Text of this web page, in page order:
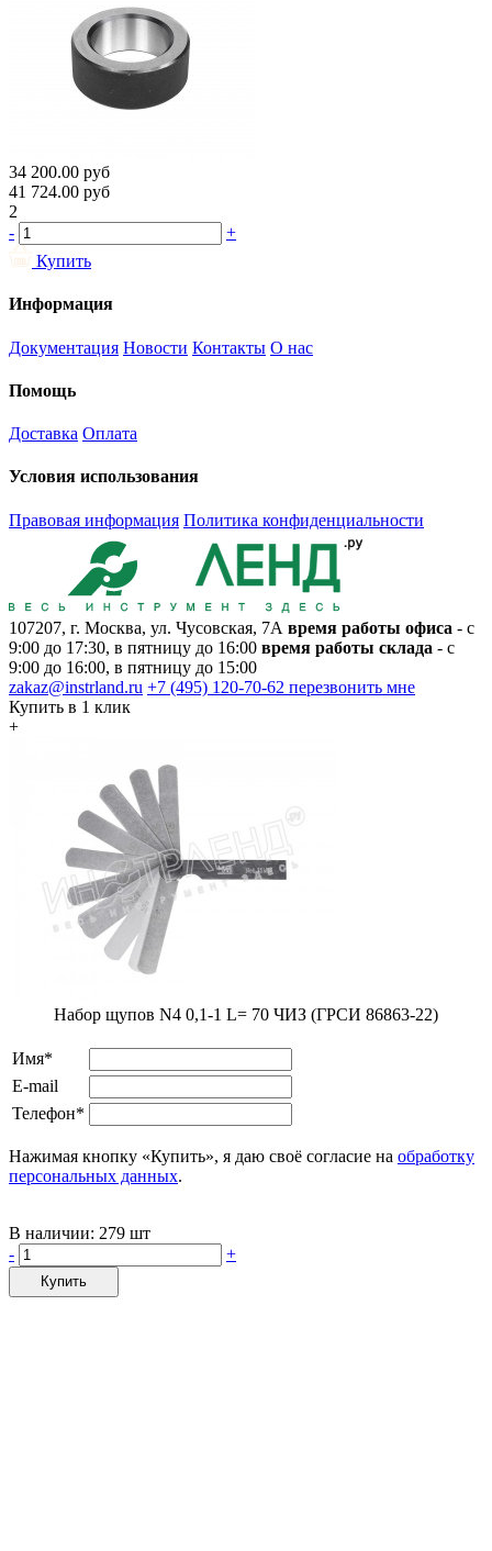
34 200.00 руб
41 724.00 руб
2
-
+
Купить
Информация
Документация Новости Контакты О нас
Помощь
Доставка Оплата
Условия использования
Правовая информация Политика конфиденциальности
107207, г. Москва, ул. Чусовская, 7А время работы офиса - с
9:00 до 17:30, в пятницу до 16:00 время работы склада - с
9:00 до 16:00, в пятницу до 15:00
zakaz@instrland.ru +7 (495) 120-70-62 перезвонить мне
Купить в 1 клик
+
Набор щупов N4 0,1-1 L= 70 ЧИЗ (ГРСИ 86863-22)
Имя*
E-mail
Телефон*
Нажимая кнопку «Купить», я даю своё согласие на обработку
персональных данных.
В наличии: 279 шт
-
+
Купить